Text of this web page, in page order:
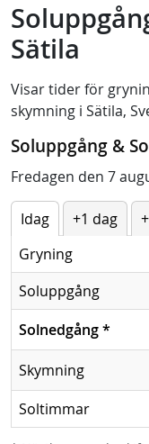
Sätila
Visar tider för
skymning i Sätila,
Soluppgång &
Fredagen den 7
Idag +1 dag
Gryning
Soluppgång
Solnedgång*
Skymning
Soltimmar